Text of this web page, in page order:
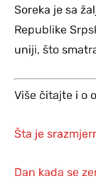
Soreka je sa
Republike
uniji, što
Više čitajte i o
Šta je
Dan kada se